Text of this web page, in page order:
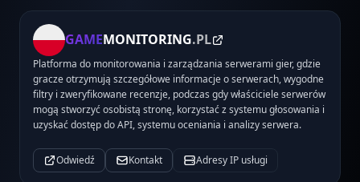
GAMEMONITORING.PL
Platforma do monitorowania i zarządzania serwerami gier, gdzie
gracze otrzymują szczegółowe informacje o serwerach, wygodne
filtry i zweryfikowane recenzje, podczas gdy właściciele serwerów
mogą stworzyć osobistą stronę, korzystać z systemu głosowania i
uzyskać dostęp do API, systemu oceniania i analizy serwera.
Odwiedź Kontakt Adresy IP usługi